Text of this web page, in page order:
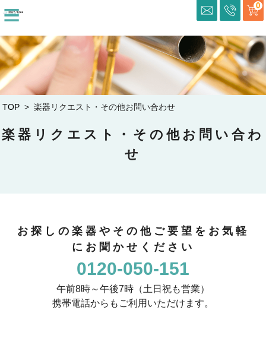
0
≡
TOP > 楽器リクエスト・その他お問い合わせ
楽器リクエスト・その他お問い合わ
せ
お探しの楽器やその他ご要望をお気軽
にお聞かせください
0120-050-151
午前8時～午後7時（土日祝も営業）
携帯電話からもご利用いただけます。